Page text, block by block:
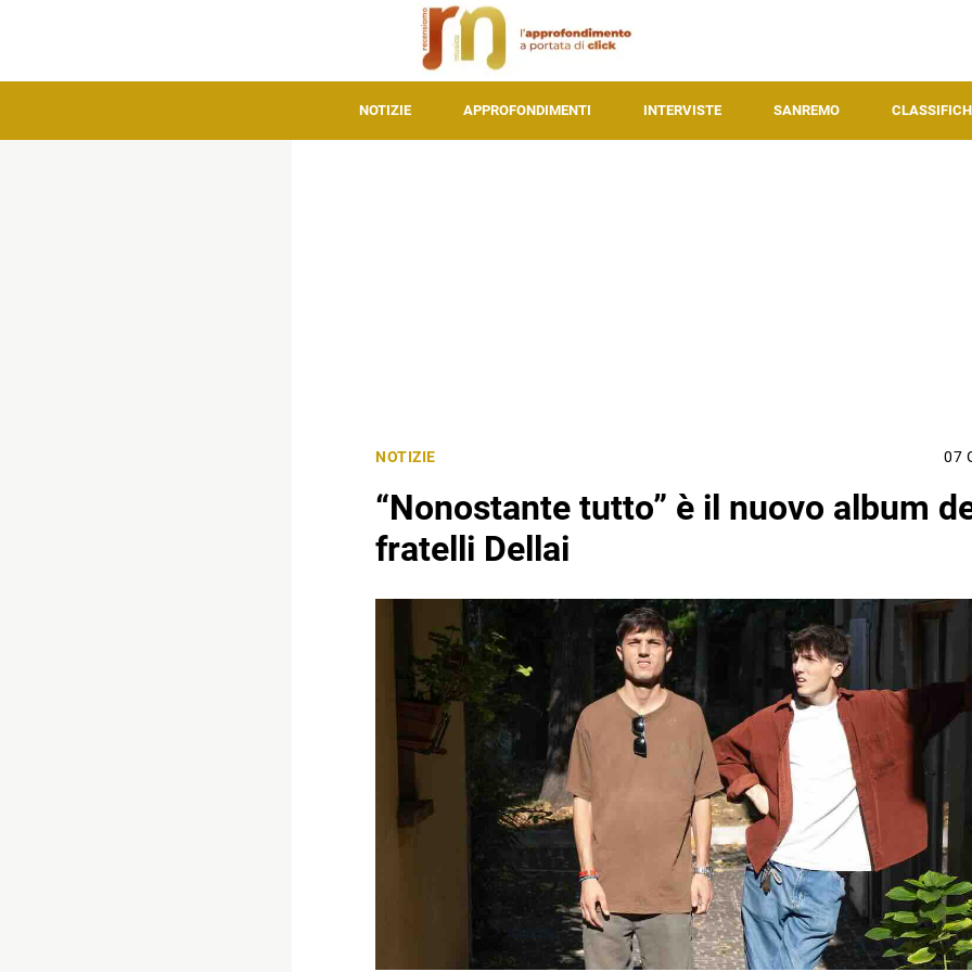
NOTIZIE APPROFONDIMENTI INTERVISTE SANREMO
NOTIZIE 07
“Nonostante tutto” è il nuovo album
fratelli Dellai